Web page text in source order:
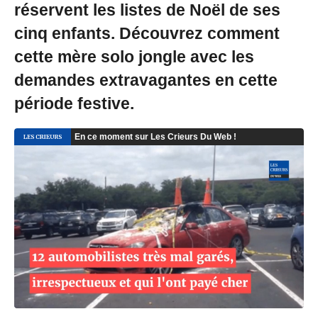
réservent les listes de Noël de ses
cinq enfants. Découvrez comment
cette mère solo jongle avec les
demandes extravagantes en cette
période festive.